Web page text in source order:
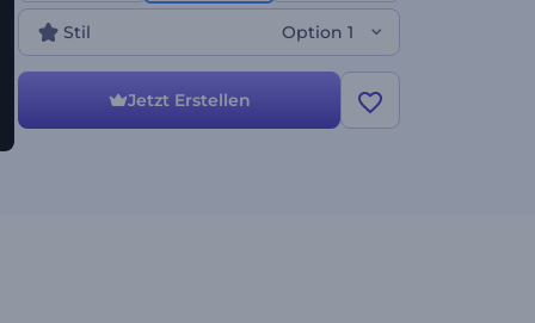
Stil Option 1
Jetzt Erstellen